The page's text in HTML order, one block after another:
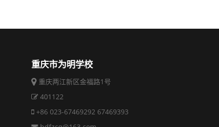
重庆市为明学校
重庆两江新区金福路1号
401122
+86 023-67469292 67469393